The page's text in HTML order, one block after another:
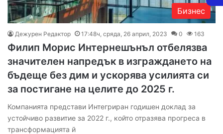
Бизнес
Дежурен Редактор 17:48ч, сряда, 26 април, 2023 0 163
Филип Морис Интернешънъл отбелязва
значителен напредък в изграждането на
бъдеще без дим и ускорява усилията си
за постигане на целите до 2025 г.
Компанията представи Интегриран годишен доклад за
устойчиво развитие за 2022 г., който отразява прогреса в
трансформацията й